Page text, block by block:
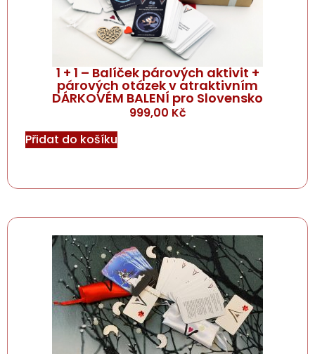
1 + 1 – Balíček párových aktivit +
párových otázek v atraktivním
DÁRKOVÉM BALENÍ pro Slovensko
999,00 Kč
Přidat do košíku